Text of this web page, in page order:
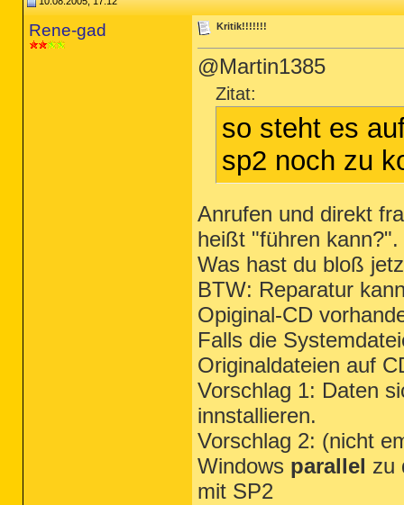
Rene-gad Kritik!!!!!!!
@Martin1385
Zitat:
so steht es
sp2 noch zu
Anrufen und direkt
heißt "führen
Was hast du bloß
BTW: Reparatur
Opiginal-CD
Falls die
Originaldateien auf
Vorschlag 1: Daten
innstallieren.
Vorschlag 2: (nicht
Windows parallel zu
mit SP2